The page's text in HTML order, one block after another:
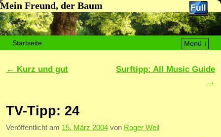
Mein Freund, der Baum
Startseite
Menü ↓
Artikelnavigation
← Kurz und gut
Surftipp: All Music Guide
→
TV-Tipp: 24
Veröffentlicht am 15. März 2004 von Roger Weil